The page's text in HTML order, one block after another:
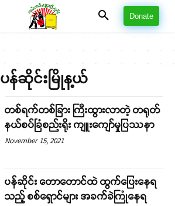
Donate
ပန်ဆိုင်းမြိုန့ယ်
တစ်ရက်တစ်ခြား ကြီးထွားလာတဲ့ တရုတ်
နယ်စပ်ခြံစည်းရိုး ကျူးကျော်မှုပြဿနာ
November 15, 2021
ပန်ဆိုင်း တောတောင်ထဲ ထွက်ပြေးနေရ
သည့် စစ်ရှောင်များ အခက်ခဲကြုံနေရ